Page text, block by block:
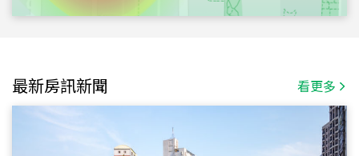
最新房訊新聞 看更多